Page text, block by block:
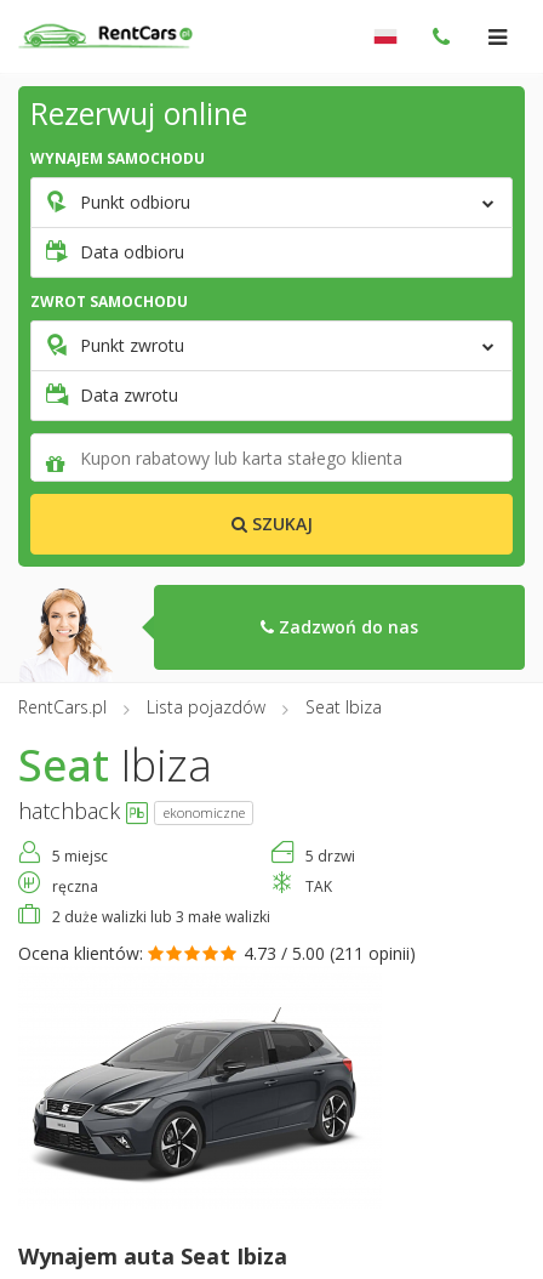
Rezerwuj online
WYNAJEM SAMOCHODU
Punkt odbioru
Data odbioru
ZWROT SAMOCHODU
Punkt zwrotu
Data zwrotu
SZUKAJ
Zadzwoń do nas
RentCars.pl Lista pojazdów Seat Ibiza
Seat Ibiza
hatchback ekonomiczne
5 miejsc
5 drzwi
ręczna
TAK
2 duże walizki lub 3 małe walizki
Ocena klientów: 4.73 / 5.00 (211 opinii)
Wynajem auta Seat Ibiza